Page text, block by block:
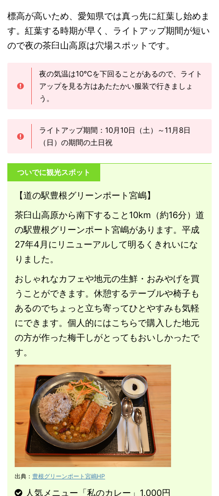
標高が高いため、愛知県では真っ先に紅葉し始めま
す。紅葉する時期が早く、ライトアップ期間が短い
ので夜の茶臼山高原は穴場スポットです。
夜の気温は10℃を下回ることがあるので、ライト
アップを見る方はあたたかい服装で行きましょ
う。
ライトアップ期間：10月10日（土）～11月8日
（日）の期間の土日祝
ついでに観光スポット
【道の駅豊根グリーンポート宮嶋】
茶臼山高原から南下すること10km（約16分）道
の駅豊根グリーンポート宮嶋があります。平成
27年4月にリニューアルして明るくきれいにな
りました。
おしゃれなカフェや地元の生鮮・おみやげを買
うことができます。休憩するテーブルや椅子も
あるのでちょっと立ち寄ってひとやすみも気軽
にできます。個人的にはこちらで購入した地元
の方が作った梅干しがとってもおいしかったで
す。
出典： 豊根グリーンポート宮嶋HP
人気メニュー「私のカレー」1,000円